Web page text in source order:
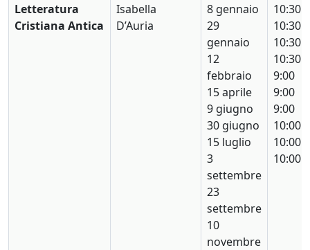
Letteratura
Cristiana Antica
Isabella
D’Auria
8 gennaio
29
gennaio
12
febbraio
15 aprile
9 giugno
30 giugno
15 luglio
3
settembre
23
settembre
10
novembre
10:30
10:30
10:30
10:30
9:00
9:00
9:00
10:00
10:00
10:00